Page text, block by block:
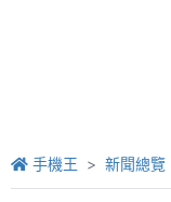
手機王 新聞總覽